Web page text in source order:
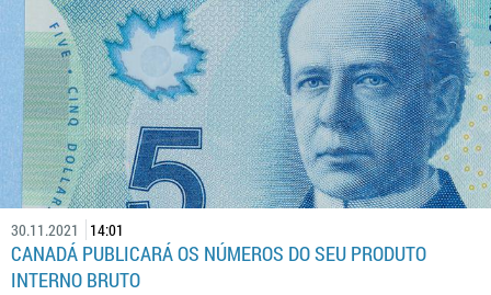
30.11.2021 14:01
CANADÁ PUBLICARÁ OS NÚMEROS DO SEU PRODUTO
INTERNO BRUTO